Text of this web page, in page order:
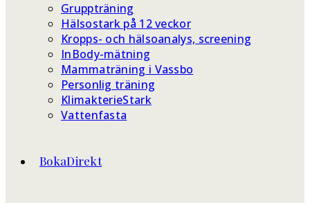
Gruppträning
Hälsostark på 12 veckor
Kropps- och hälsoanalys, screening
InBody-mätning
Mammaträning i Vassbo
Personlig träning
KlimakterieStark
Vattenfasta
BokaDirekt